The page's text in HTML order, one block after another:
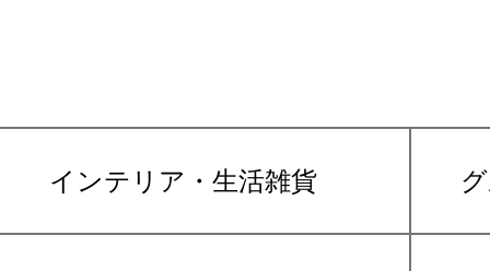
インテリア・生活雑貨